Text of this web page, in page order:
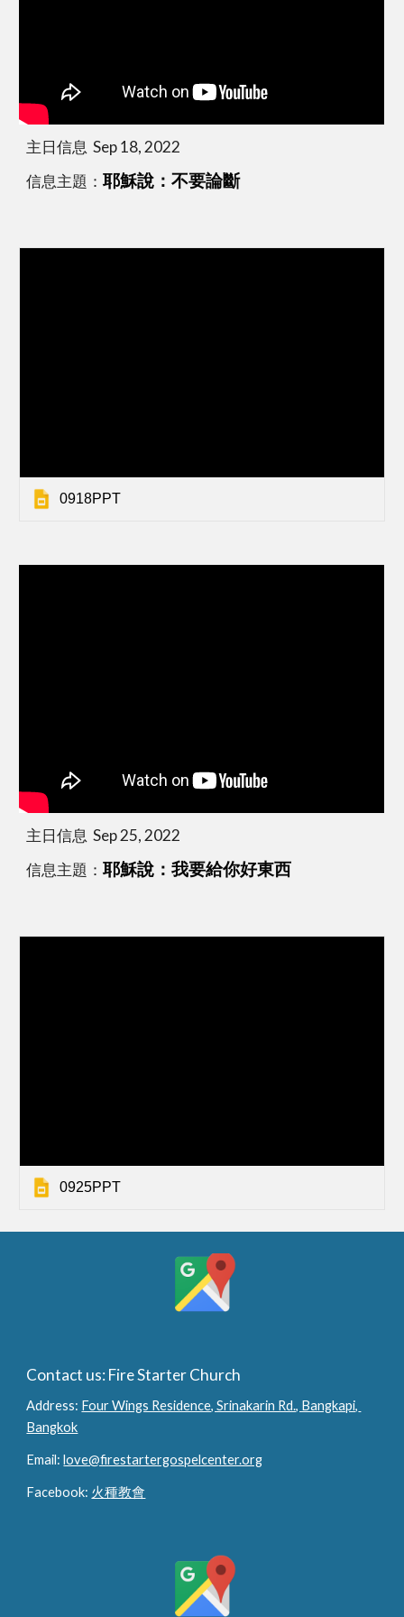
主日信息  Sep 18, 2022
信息主題：耶穌說：不要論斷
0918PPT
主日信息  Sep 25, 2022
信息主題：耶穌說：我要給你好東西
0925PPT
Contact us: Fire Starter Church
Address: Four Wings Residence, Srinakarin Rd., Bangkapi,
Bangkok
Email: love@firestartergospelcenter.org
Facebook: 火種教會